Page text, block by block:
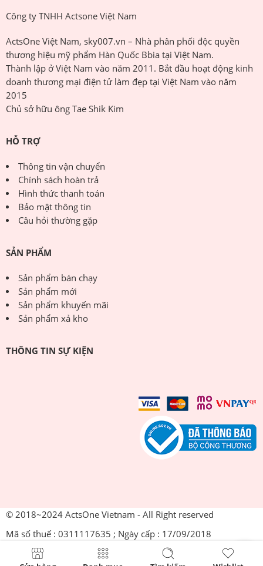
Công ty TNHH Actsone Việt Nam
ActsOne Việt Nam, sky007.vn – Nhà phân phối độc quyền
thương hiệu mỹ phẩm Hàn Quốc Bbia tại Việt Nam.
Thành lập ở Việt Nam vào năm 2011. Bắt đầu hoạt động kinh
doanh thương mại điện tử làm đẹp tại Việt Nam vào năm
2015
Chủ sở hữu ông Tae Shik Kim
HỖ TRỢ
Thông tin vận chuyển
Chính sách hoàn trả
Hình thức thanh toán
Bảo mật thông tin
Câu hỏi thường gặp
SẢN PHẨM
Sản phẩm bán chạy
Sản phẩm mới
Sản phẩm khuyến mãi
Sản phẩm xả kho
THÔNG TIN SỰ KIỆN
© 2018~2024 ActsOne Vietnam - All Right reserved
Mã số thuế : 0311117635 ; Ngày cấp : 17/09/2018